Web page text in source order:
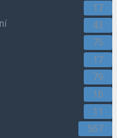
17
43
75
17
79
16
11
567